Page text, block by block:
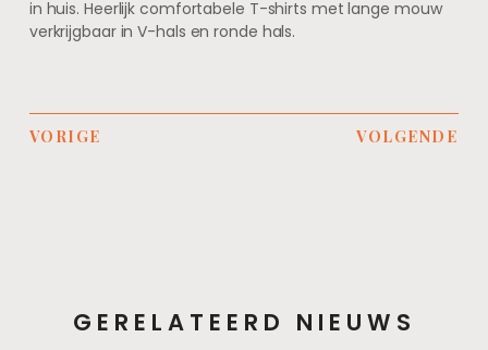
in huis. Heerlijk comfortabele T-shirts met lange mouw
verkrijgbaar in V-hals en ronde hals.
VORIGE VOLGENDE
GERELATEERD NIEUWS